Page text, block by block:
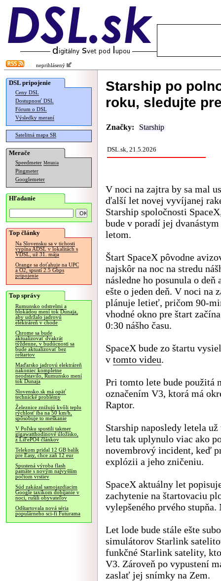
neprihlásený
DSL pripojenie
Ceny DSL
Dostupnosť DSL
Fórum o DSL
Výsledky meraní
Satelitná mapa SR
Merače
Speedmeter Merania
Pingmeter
Googlemeter
Hľadanie
Top články
Na Slovensku sa v tichosti
vypína ADSL v lokalitách s
VDSL, už 31. mája
Orange sa doťahuje na UPC
a O2, spustí 2.5 Gbps
pripojenie
Top správy
Rumunsko odstrelmi a
blokádou mení tok Dunaja,
aby udržalo jadrovú
elektráreň v chode
Chrome sa bude
aktualizovať dvakrát
týždenne, v budúcnosti sa
bude aktualizovať bez
reštartov
Maďarsko jadrovú elektráreň
nakoniec kompletne
neodstavilo, Rumunsko mení
tok Dunaja
Slovensko.sk má opäť
technické problémy
Železnice znižujú kvôli teplu
rýchlosť iba na 50 km/h,
spôsobuje to meškanie
V Poľsku spustili takmer
gigawatthodinové úložisko,
z LiFePO4 článkov
Telekom pridal 12 GB balík
pre Easy, chce zaň 12 eur
Spustená výroba flash
pamäte s novým najvyšším
počtom vrstiev
Súd zakázal samojazdiacim
Google taxíkom dobíjanie v
noci, rušili obyvateľov
Odštartovala nová séria
populárneho sci-fi Futurama
Starship po
roku, sledujte
Značky: Starship
DSL.sk, 21.5.2026
V noci na zajtra by sa mal
ďalší let novej vyvíjanej
Starship spoločnosti
bude v poradí jej
letom.
Štart SpaceX pôvodne
najskôr na noc na stredu
následne ho posunula o deň
ešte o jeden deň. V noci na
plánuje letieť, pričom 90-
vhodné okno pre štart
0:30 nášho času.
SpaceX bude zo štartu
v tomto videu.
Pri tomto lete bude použitá
označením V3, ktorá má
Raptor.
Starship naposledy letela
letu tak uplynulo viac ako
novembrový incident, keď
explózii a jeho zničeniu.
SpaceX aktuálny let
zachytenie na štartovaciu
vylepšeného prvého
Let lode bude stále ešte
simulátorov Starlink
funkčné Starlink satelity,
V3. Zároveň po vypustení
zaslať jej snímky na Zem.